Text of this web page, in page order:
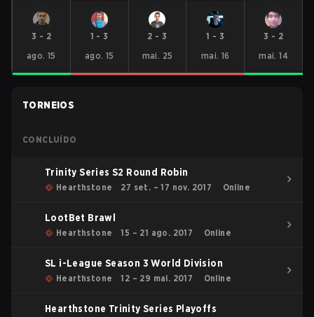
3 - 2
ago. 15
1 - 3
ago. 15
2 - 3
mai. 25
1 - 3
mai. 16
3 - 2
mai. 14
TORNEIOS
CONCLUÍDO
Trinity Series S2 Round Robin
Hearthstone 27 set. – 17 nov. 2017 Online
LootBet Brawl
Hearthstone 15 – 21 ago. 2017 Online
SL i-League Season 3 World Division
Hearthstone 12 – 29 mai. 2017 Online
Hearthstone Trinity Series Playoffs